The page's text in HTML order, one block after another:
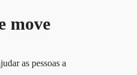
move
as pessoas a